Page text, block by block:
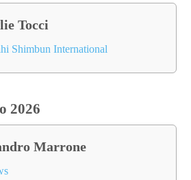
Tocci
Shimbun International
2026
Marrone